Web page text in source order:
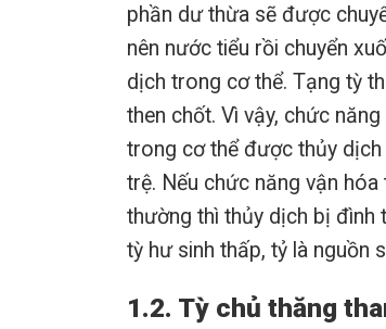
phần dư thừa sẽ được
nên nước tiểu rồi chuyển
dịch trong cơ thể. Tạng tỳ
then chốt. Vì vậy, chức
trong cơ thể được thủy
trệ. Nếu chức năng vận
thường thì thủy dịch bị đình
tỳ hư sinh thấp, tỷ là nguồn
1.2. Tỳ chủ thăng